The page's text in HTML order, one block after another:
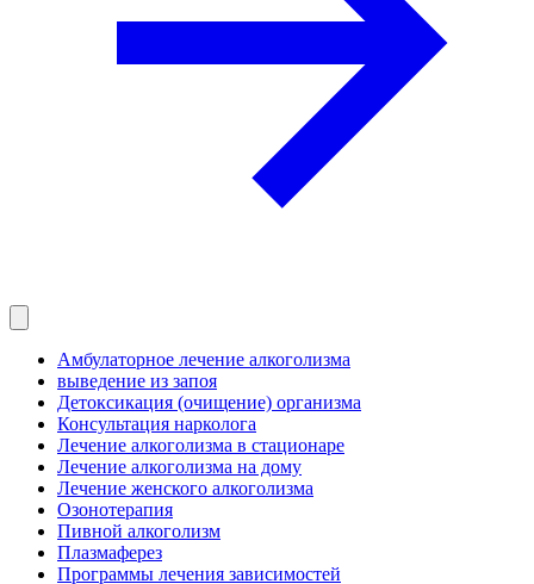
Амбулаторное лечение алкоголизма
выведение из запоя
Детоксикация (очищение) организма
Консультация нарколога
Лечение алкоголизма в стационаре
Лечение алкоголизма на дому
Лечение женского алкоголизма
Озонотерапия
Пивной алкоголизм
Плазмаферез
Программы лечения зависимостей